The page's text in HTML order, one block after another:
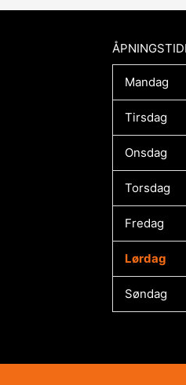
Mandag
Tirsdag
Onsdag
Torsdag
Fredag
Lørdag
Søndag